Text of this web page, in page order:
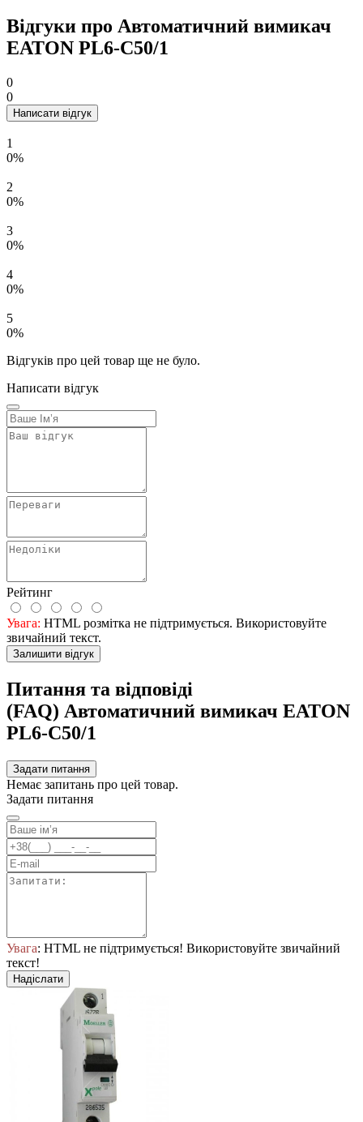
Відгуки про Автоматичний вимикач
EATON PL6-C50/1
0
0
Написати відгук
1
0%
2
0%
3
0%
4
0%
5
0%
Відгуків про цей товар ще не було.
Написати відгук
Рейтинг
Увага: HTML розмітка не підтримується. Використовуйте
звичайний текст.
Залишити відгук
Питання та відповіді
(FAQ) Автоматичний вимикач EATON
PL6-C50/1
Задати питання
Немає запитань про цей товар.
Задати питання
Увага: HTML не підтримується! Використовуйте звичайний
текст!
Надіслати